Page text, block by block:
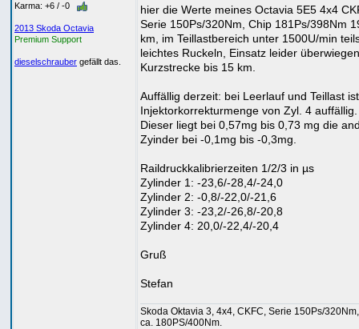
Karma: +6 / -0
2013 Skoda Octavia
Premium Support
dieselschrauber gefällt das.
hier die Werte meines Octavia 5E5 4x4
Serie 150Ps/320Nm, Chip 181Ps/398Nm
km, im Teillastbereich unter 1500U/min
leichtes Ruckeln, Einsatz leider
Kurzstrecke bis 15 km.
Auffällig derzeit: bei Leerlauf und Teillast
Injektorkorrekturmenge von Zyl. 4 auffällig.
Dieser liegt bei 0,57mg bis 0,73 mg die
Zyinder bei -0,1mg bis -0,3mg.
Raildruckkalibrierzeiten 1/2/3 in µs
Zylinder 1: -23,6/-28,4/-24,0
Zylinder 2: -0,8/-22,0/-21,6
Zylinder 3: -23,2/-26,8/-20,8
Zylinder 4: 20,0/-22,4/-20,4
Gruß
Stefan
Skoda Oktavia 3, 4x4, CKFC, Serie 150Ps/
ca. 180PS/400Nm.